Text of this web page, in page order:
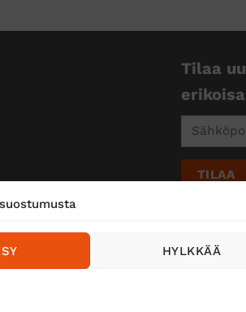
HYLKKÄÄ
Tilaa